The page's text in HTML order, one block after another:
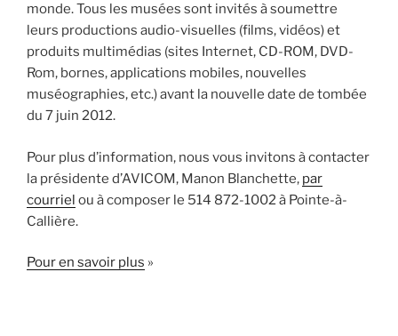
monde. Tous les musées sont invités à soumettre
leurs productions audio-visuelles (films, vidéos) et
produits multimédias (sites Internet, CD-ROM, DVD-
Rom, bornes, applications mobiles, nouvelles
muséographies, etc.) avant la nouvelle date de tombée
du 7 juin 2012.
Pour plus d’information, nous vous invitons à contacter
la présidente d’AVICOM, Manon Blanchette, par
courriel ou à composer le 514 872-1002 à Pointe-à-
Callière.
Pour en savoir plus »